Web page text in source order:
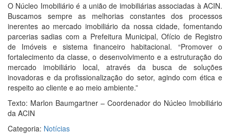
O Núcleo Imobiliário é a união de imobiliárias associadas à ACIN.
Buscamos sempre as melhorias constantes dos processos
inerentes ao mercado imobiliário da nossa cidade, fomentando
parcerias sadias com a Prefeitura Municipal, Ofício de Registro
de Imóveis e sistema financeiro habitacional. “Promover o
fortalecimento da classe, o desenvolvimento e a estruturação do
mercado imobiliário local, através da busca de soluções
inovadoras e da profissionalização do setor, agindo com ética e
respeito ao cliente e ao meio ambiente.”
Texto: Marlon Baumgartner – Coordenador do Núcleo Imobiliário
da ACIN
Categoria: Notícias